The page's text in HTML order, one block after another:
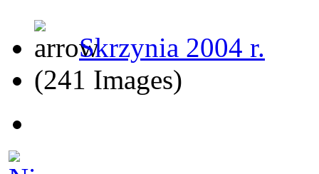
Skrzynia 2004 r.
(241 Images)